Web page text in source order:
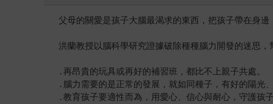
父母的關愛是孩子大腦最渴求的東西，把孩子帶在身
洪蘭教授以腦科學研究證據破除種種腦力開發的迷思
․再昂貴的玩具或再好的補習班，都比不上親子共處。
․腦力需要的是正常的發展，就如同種子，有好的陽光
․教育孩子要適性而為，用愛心、信心與耐心，守護孩